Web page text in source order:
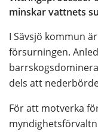
minskar vattnets
I Sävsjö kommun
försurningen.
dels att
För att motverka